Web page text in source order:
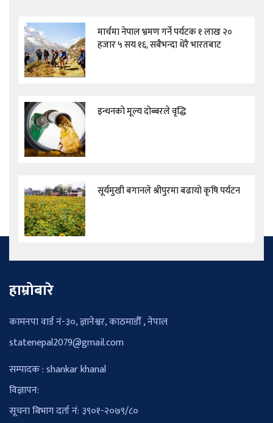
मार्चमा नेपाल भ्रमण गर्ने पर्यटक १ लाख २०
हजार ५ सय १६, सबैभन्दा धेरै भारतबाट
इन्धनको मूल्य दोब्बरले वृद्धि
सूर्यमुखी बगानले श्रीपुरमा बढायो कृषि पर्यटन
हाम्रोबारे
कामनपा वार्ड नं-३०, ज्ञानेश्वर, काठमाडौँ , नेपाल
statenepal2079@gmail.com
सम्पादक : shankar khanal
विज्ञापन:
सूचना बिभाग दर्ता नं: ३९०१-२०७९/८०